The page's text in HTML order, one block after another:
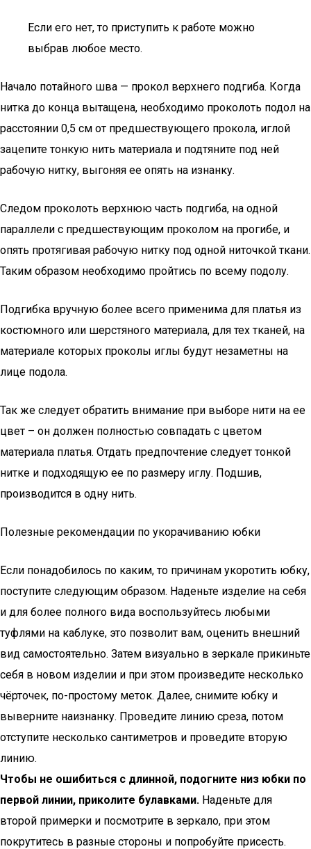
Если его нет, то приступить к работе можно
выбрав любое место.
Начало потайного шва — прокол верхнего подгиба. Когда
нитка до конца вытащена, необходимо проколоть подол на
расстоянии 0,5 см от предшествующего прокола, иглой
зацепите тонкую нить материала и подтяните под ней
рабочую нитку, выгоняя ее опять на изнанку.
Следом проколоть верхнюю часть подгиба, на одной
параллели с предшествующим проколом на прогибе, и
опять протягивая рабочую нитку под одной ниточкой ткани.
Таким образом необходимо пройтись по всему подолу.
Подгибка вручную более всего применима для платья из
костюмного или шерстяного материала, для тех тканей, на
материале которых проколы иглы будут незаметны на
лице подола.
Так же следует обратить внимание при выборе нити на ее
цвет – он должен полностью совпадать с цветом
материала платья. Отдать предпочтение следует тонкой
нитке и подходящую ее по размеру иглу. Подшив,
производится в одну нить.
Полезные рекомендации по укорачиванию юбки
Если понадобилось по каким, то причинам укоротить юбку,
поступите следующим образом. Наденьте изделие на себя
и для более полного вида воспользуйтесь любыми
туфлями на каблуке, это позволит вам, оценить внешний
вид самостоятельно. Затем визуально в зеркале прикиньте
себя в новом изделии и при этом произведите несколько
чёрточек, по-простому меток. Далее, снимите юбку и
выверните наизнанку. Проведите линию среза, потом
отступите несколько сантиметров и проведите вторую
линию.
Чтобы не ошибиться с длинной, подогните низ юбки по
первой линии, приколите булавками. Наденьте для
второй примерки и посмотрите в зеркало, при этом
покрутитесь в разные стороны и попробуйте присесть.